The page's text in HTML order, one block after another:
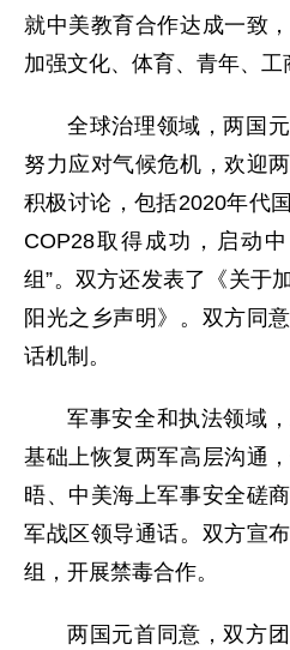
就中美教育合作达成一致
加强文化、体育、青年、工
全球治理领域，两国
努力应对气候危机，欢迎
积极讨论，包括2020年代
COP28取得成功，启动
组”。双方还发表了《关于
阳光之乡声明》。双方同
话机制。
军事安全和执法领域
基础上恢复两军高层沟通
晤、中美海上军事安全磋
军战区领导通话。双方宣
组，开展禁毒合作。
两国元首同意，双方